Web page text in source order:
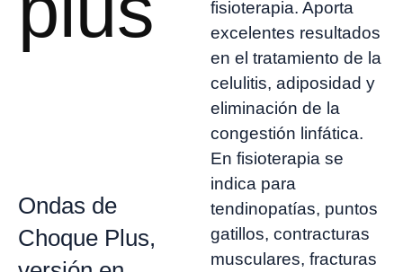
Ondas de
Choque Plus,
fisioterapia. Aporta
excelentes resultados
en el tratamiento de la
celulitis, adiposidad y
eliminación de la
congestión linfática.
En fisioterapia se
indica para
tendinopatías, puntos
gatillos, contracturas
musculares, fracturas